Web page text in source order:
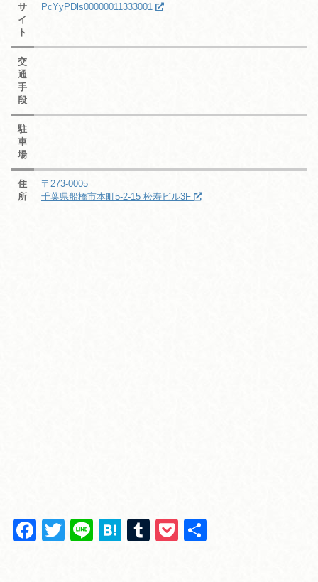
サ
イ
ト
PcYyPDls00000011333001
交
通
手
段
駐
車
場
住
所
〒273-0005
千葉県船橋市本町5-2-15 松寿ビル3F
F
T
Li
H
T
P